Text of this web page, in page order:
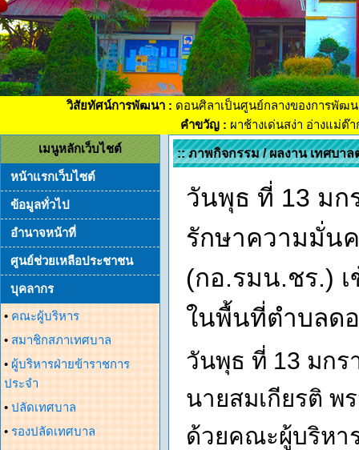
วิสัยทัศน์การพัฒนา : ดอนศิลาเป็นศูนย์กลางของการพัฒ
คำขวัญ : ผาช้างเด่นสง่า อ่างแม่ต๊
เมนูหลักเว็บไชต์
หน้าแรกเว็บไซต์
ข้อมูลทั่วไป
อำนาจหน้าที่
ศูนย์ช่วยเหลือประชาชน
บุคลากร
• คณะผู้บริหาร
• สมาชิกสภาเทศบาล
• ผู้บริหารฝ่ายข้าราชการ
ประจำ
• ปลัดเทศบาล
• รองปลัดเทศบาล
:: ภาพกิจกรรม / ผลงาน เทศบา
วันพุธ ที่ 13 มก
รักษาความมั่น
(กอ.รมน.ชร.)
ในพื้นที่ตำบลด
วันพุธ ที่ 13 มกร
นายสมเกียรติ พ
ด้วยคณะผู้บริหา